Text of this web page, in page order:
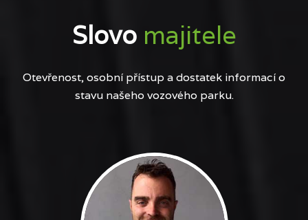
Slovo majitele
Otevřenost, osobní přístup a dostatek informací o
stavu našeho vozového parku.